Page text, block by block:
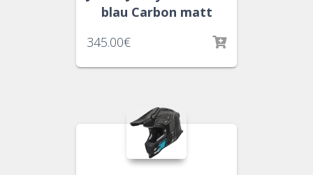
blau Carbon matt
345.00€